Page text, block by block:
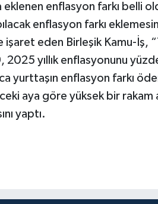
eklenen enflasyon farkı belli
enflasyon farkı
eden Birleşik Kamu-İş,
yıllık enflasyonunu
yurttaşın enflasyon farkı
aya göre yüksek bir rakam
yaptı.